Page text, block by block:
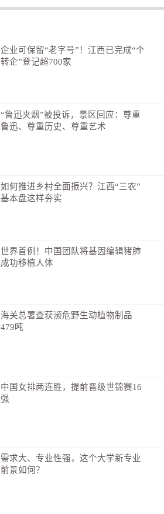
企业可保留“老字号”！江西已完成“个
转企”登记超700家
“鲁迅夹烟”被投诉，景区回应：尊重
鲁迅、尊重历史、尊重艺术
如何推进乡村全面振兴？江西“三农”
基本盘这样夯实
世界首例！中国团队将基因编辑猪肺
成功移植人体
海关总署查获濒危野生动植物制品
479吨
中国女排两连胜，提前晋级世锦赛16
强
需求大、专业性强，这个大学新专业
前景如何？